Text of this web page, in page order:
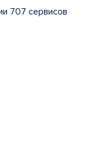
707 сервисов